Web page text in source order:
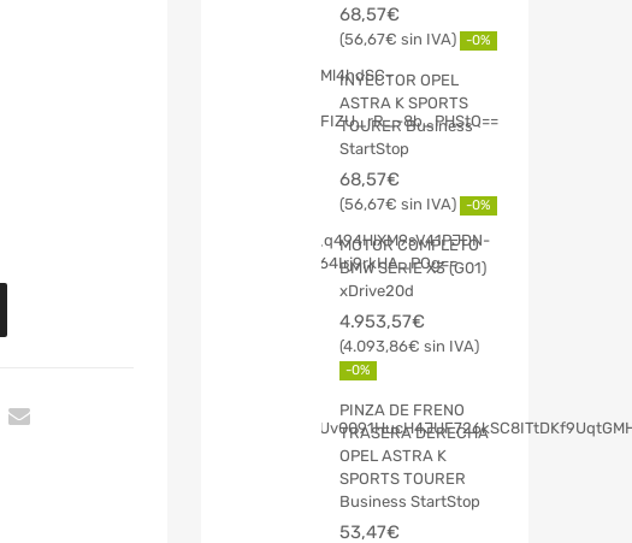
68,57€
56,67€ -0%
INYECTOR OPEL
ASTRA K SPORTS
TOURER Business
StartStop
68,57€
56,67€ -0%
MOTOR COMPLETO
BMW SERIE X3 (G01)
xDrive20d
4.953,57€
4.093,86€
-0%
PINZA DE FRENO
TRASERA DERECHA
OPEL ASTRA K
SPORTS TOURER
Business StartStop
53,47€